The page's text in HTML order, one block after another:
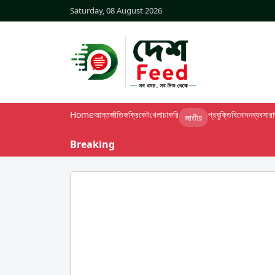
Saturday, 08 August 2026
Homeআন্তর্জাতিকক্রিকেটখেলাচাকরি জাতীয় প্রযুক্তিবিনোদনব্যবসা
Breaking